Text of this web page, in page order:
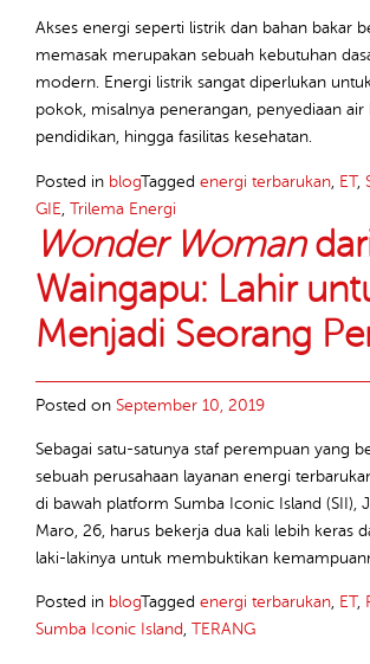
Akses energi seperti listrik dan bahan bakar
memasak merupakan sebuah kebutuhan
modern. Energi listrik sangat diperlukan
pokok, misalnya penerangan, penyediaan air
pendidikan, hingga fasilitas kesehatan.
Posted in blogTagged energi terbarukan ET,
GIE Trilema Energi
Wonder Woman
Waingapu: Lahir
Menjadi Seorang
Posted on September 10, 2019
Sebagai satu-satunya staf perempuan yang
sebuah perusahaan layanan energi
di bawah platform Sumba Iconic Island (SII),
Maro, 26, harus bekerja dua kali lebih keras
laki-lakinya untuk membuktikan
Posted in blogTagged energi terbarukan, ET,
Sumba Iconic Island, TERANG